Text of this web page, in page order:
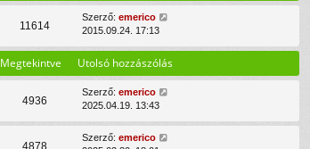
11614
Szerző: emerico
2015.09.24. 17:13
Megtekintve Utolsó hozzászólás
4936
Szerző: emerico
2025.04.19. 13:43
4878
Szerző: emerico